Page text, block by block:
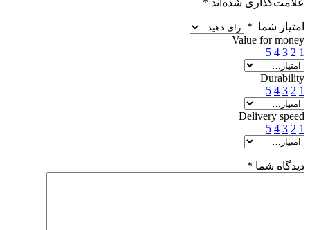
امتیاز شما *
Value for money
1
2
3
4
5
Durability
1
2
3
4
5
Delivery speed
1
2
3
4
5
دیدگاه شما *